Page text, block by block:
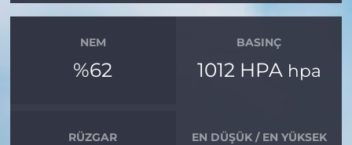
NEM
%62
BASINÇ
1012 HPA hpa
RÜZGAR EN DÜŞÜK / EN YÜKSEK